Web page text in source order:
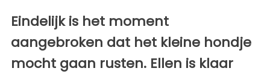
Eindelijk is het moment
aangebroken dat het kleine hondje
mocht gaan rusten. Ellen is klaar